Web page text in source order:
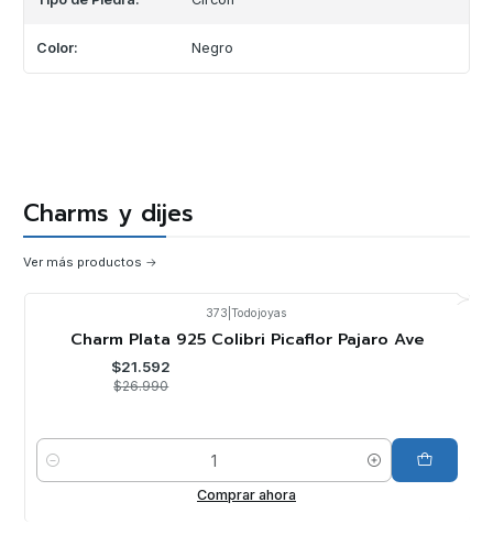
Color: Negro
Charms y dijes
Ver más productos
373 Todojoyas
Charm Plata 925 Colibri Picaflor Pajaro Ave
$21.592
$26.990
Cantidad
Comprar ahora